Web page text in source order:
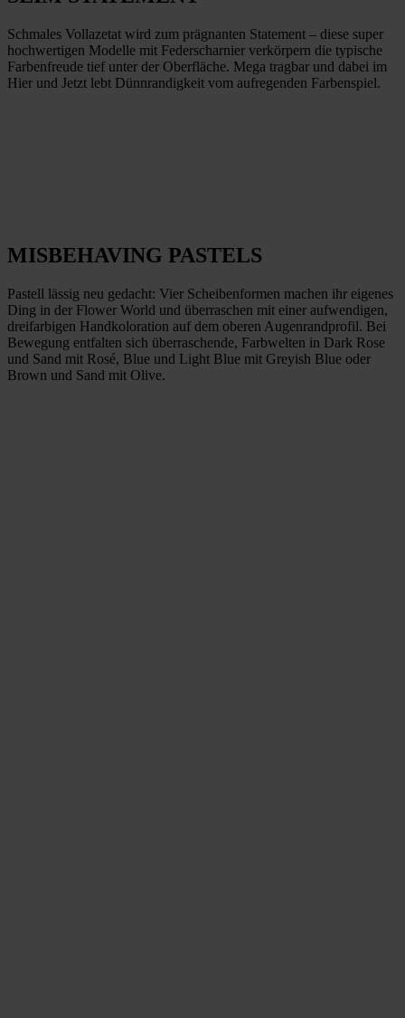
Schmales Vollazetat wird zum prägnanten Statement – diese super
hochwertigen Modelle mit Federscharnier verkörpern die typische
Farbenfreude tief unter der Oberfläche. Mega tragbar und dabei im
Hier und Jetzt lebt Dünnrandigkeit vom aufregenden Farbenspiel.
MISBEHAVING PASTELS
Pastell lässig neu gedacht: Vier Scheibenformen machen ihr eigenes
Ding in der Flower World und überraschen mit einer aufwendigen,
dreifarbigen Handkoloration auf dem oberen Augenrandprofil. Bei
Bewegung entfalten sich überraschende, Farbwelten in Dark Rose
und Sand mit Rosé, Blue und Light Blue mit Greyish Blue oder
Brown und Sand mit Olive.